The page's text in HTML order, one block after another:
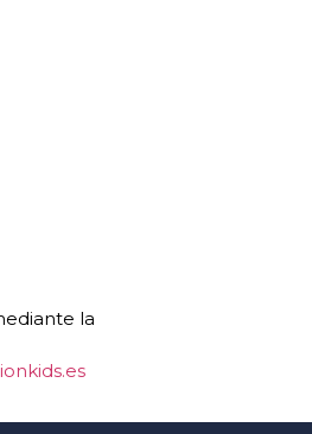
la